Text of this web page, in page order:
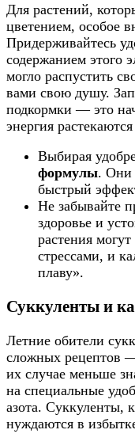
Для растений,
цветением, особое
Придерживайтесь
содержанием этого
могло распустить
вами свою душу.
подкормки — это
энергия
Выбирая
формулы. Они
быстрый
Не забывайте
здоровье и
растения
стрессами, и
плаву».
Суккуленты и
Летние обители
сложных рецептов
их случае меньше
на специальные
азота. Суккуленты,
нуждаются в